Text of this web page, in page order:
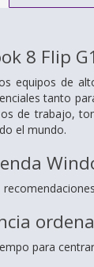
8 Flip
equipos de
tanto
de trabajo,
el mundo.
para